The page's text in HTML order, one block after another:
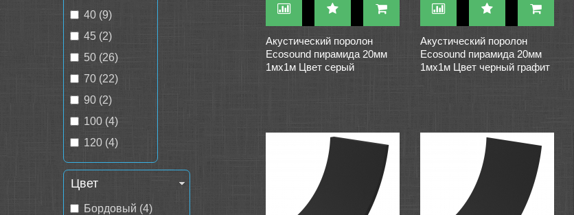
40 (9)
45 (2)
50 (26)
70 (22)
90 (2)
100 (4)
120 (4)
Цвет
Бордовый (4)
Акустический поролон
Ecosound пирамида 20мм
1мх1м Цвет серый
Акустический поролон
Ecosound пирамида 20мм
1мх1м Цвет черный графит